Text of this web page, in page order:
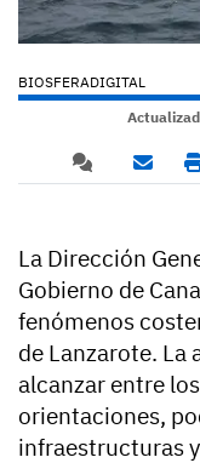
BIOSFERADIGITAL
La Dirección
Gobierno de
fenómenos
de Lanzarote. La
alcanzar entre
orientaciones,
infraestructuras